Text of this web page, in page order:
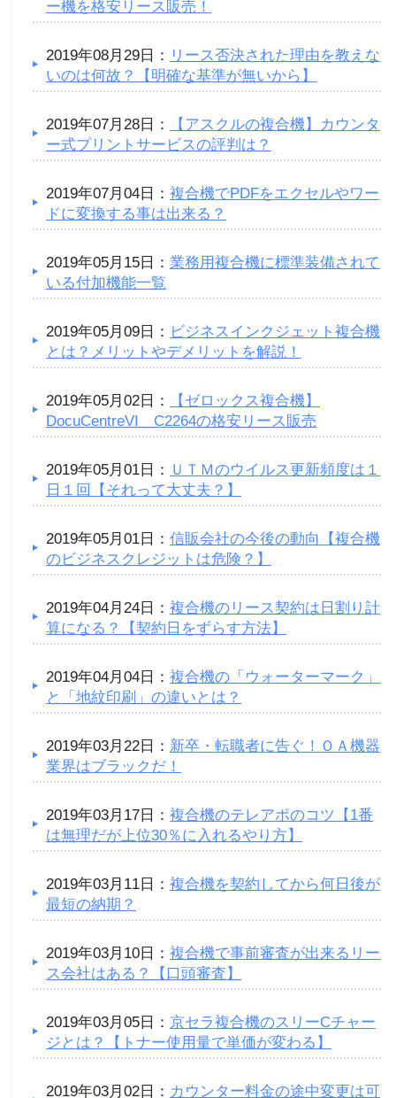
ー機を格安リース販売！
2019年08月29日： リース否決された理由を教えな
いのは何故？【明確な基準が無いから】
2019年07月28日：
【アスクルの複合機】カウンタ
ー式プリントサービスの評判は？
2019年07月04日： 複合機でPDFをエクセルやワー
ドに変換する事は出来る？
2019年05月15日： 業務用複合機に標準装備されて
いる付加機能一覧
2019年05月09日： ビジネスインクジェット複合機
とは？メリットやデメリットを解説！
2019年05月02日：
【ゼロックス複合機】
DocuCentreVI C2264の格安リース販売
2019年05月01日： ＵＴＭのウイルス更新頻度は１
日１回【それって大丈夫？】
2019年05月01日： 信販会社の今後の動向【複合機
のビジネスクレジットは危険？】
2019年04月24日： 複合機のリース契約は日割り計
算になる？【契約日をずらす方法】
2019年04月04日： 複合機の「ウォーターマーク」
と「地紋印刷」の違いとは？
2019年03月22日： 新卒・転職者に告ぐ！ＯＡ機器
業界はブラックだ！
2019年03月17日： 複合機のテレアポのコツ【1番
は無理だが上位30％に入れるやり方】
2019年03月11日： 複合機を契約してから何日後が
最短の納期？
2019年03月10日： 複合機で事前審査が出来るリー
ス会社はある？【口頭審査】
2019年03月05日： 京セラ複合機のスリーCチャー
ジとは？【トナー使用量で単価が変わる】
2019年03月02日： カウンター料金の途中変更は可